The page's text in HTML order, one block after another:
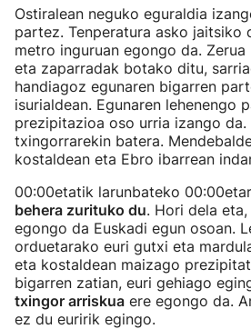
Ostiralean neguko eguraldia
partez. Tenperatura asko jaitsiko
metro inguruan egongo da.
eta zaparradak botako ditu,
handiagoz egunaren bigarren
isurialdean. Egunaren lehenengo
prezipitazioa oso urria izango
txingorrarekin batera.
kostaldean eta Ebro ibarrean
00:00etatik larunbateko
behera zurituko du. Hori dela
egongo da Euskadi egun osoan.
orduetarako euri gutxi eta
eta kostaldean maizago
bigarren zatian, euri gehiago
txingor arriskua ere egongo da.
ez du euririk egingo.